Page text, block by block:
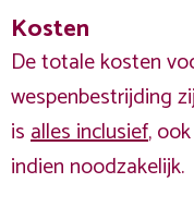
Kosten
De totale kosten
wespenbestrijding
isalles inclusief,
indien noodzakelijk.